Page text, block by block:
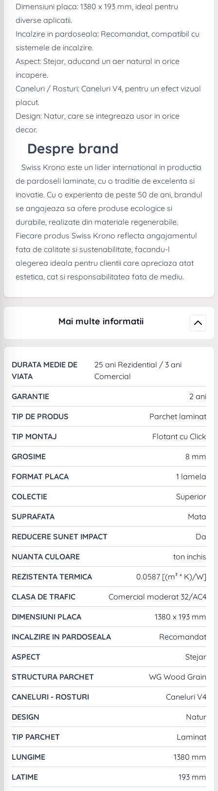
Dimensiuni placa: 1380 x 193 mm, ideal pentru
diverse aplicatii.
Incalzire in pardoseala: Recomandat, compatibil cu
sistemele de incalzire.
Aspect: Stejar, aducand un aer natural in orice
incapere.
Caneluri / Rosturi: Caneluri V4, pentru un efect vizual
placut.
Design: Natur, care se integreaza usor in orice
decor.
Despre brand
Swiss Krono este un lider international in productia
de pardoseli laminate, cu o traditie de excelenta si
inovatie. Cu o experienta de peste 50 de ani, brandul
se angajeaza sa ofere produse ecologice si
durabile, realizate din materiale regenerabile.
Fiecare produs Swiss Krono reflecta angajamentul
fata de calitate si sustenabilitate, facandu-l
alegerea ideala pentru clientii care apreciaza atat
estetica, cat si responsabilitatea fata de mediu.
Mai multe informatii
DURATA MEDIE DE
VIATA
25 ani Rezidential / 3 ani
Comercial
GARANTIE 2 ani
TIP DE PRODUS Parchet laminat
TIP MONTAJ Flotant cu Click
GROSIME 8 mm
FORMAT PLACA 1 lamela
COLECTIE Superior
SUPRAFATA Mata
REDUCERE SUNET IMPACT Da
NUANTA CULOARE ton inchis
REZISTENTA TERMICA 0.0587 [(m² * K)/W]
CLASA DE TRAFIC Comercial moderat 32/AC4
DIMENSIUNI PLACA 1380 x 193 mm
INCALZIRE IN PARDOSEALA Recomandat
ASPECT Stejar
STRUCTURA PARCHET WG Wood Grain
CANELURI - ROSTURI Caneluri V4
DESIGN Natur
TIP PARCHET Laminat
LUNGIME 1380 mm
LATIME 193 mm